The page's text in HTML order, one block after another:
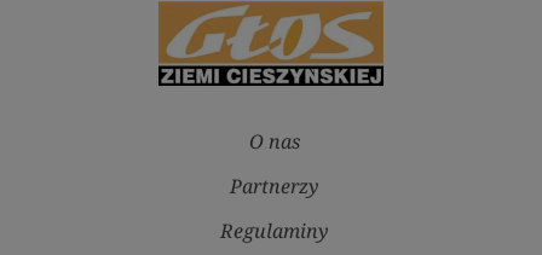
O nas
Partnerzy
Regulaminy